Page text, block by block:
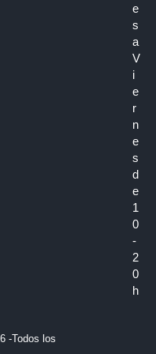
e
s
a
V
i
e
r
n
e
s
d
e
1
0
-
2
0
h
-Todos los